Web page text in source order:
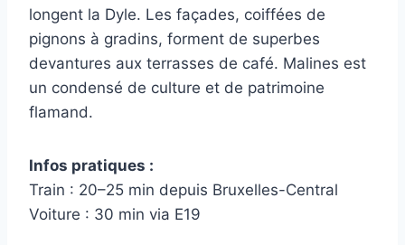
longent la Dyle. Les façades, coiffées de
pignons à gradins, forment de superbes
devantures aux terrasses de café. Malines est
un condensé de culture et de patrimoine
flamand.
Infos pratiques :
Train : 20–25 min depuis Bruxelles-Central
Voiture : 30 min via E19